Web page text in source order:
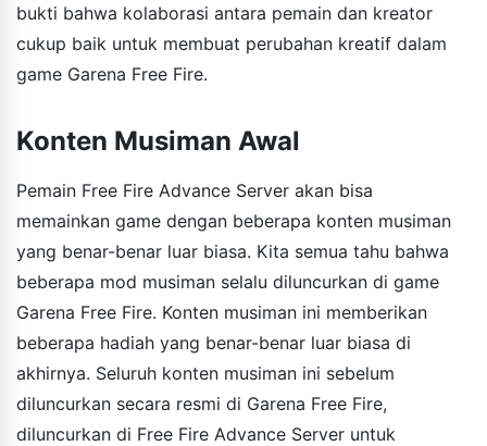
bukti bahwa kolaborasi antara pemain dan kreator
cukup baik untuk membuat perubahan kreatif dalam
game Garena Free Fire.
Konten Musiman Awal
Pemain Free Fire Advance Server akan bisa
memainkan game dengan beberapa konten musiman
yang benar-benar luar biasa. Kita semua tahu bahwa
beberapa mod musiman selalu diluncurkan di game
Garena Free Fire. Konten musiman ini memberikan
beberapa hadiah yang benar-benar luar biasa di
akhirnya. Seluruh konten musiman ini sebelum
diluncurkan secara resmi di Garena Free Fire,
diluncurkan di Free Fire Advance Server untuk